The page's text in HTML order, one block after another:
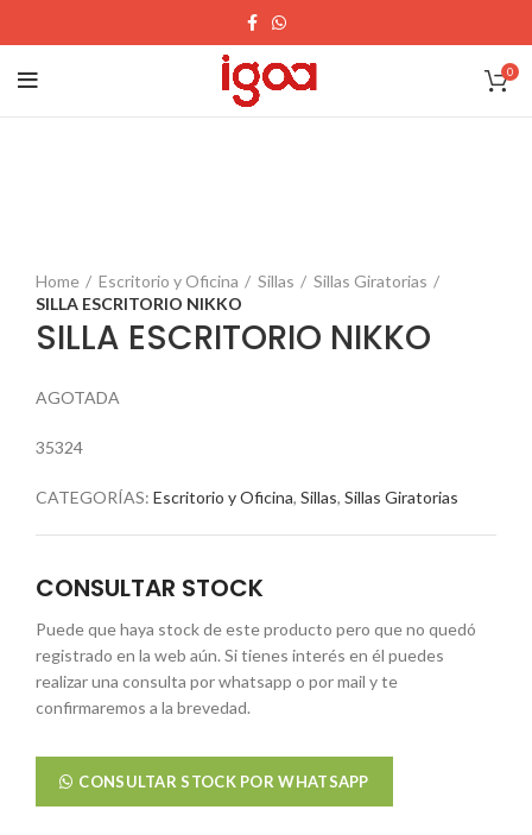
0
Home Escritorio y Oficina Sillas
Sillas Giratorias
SILLA ESCRITORIO NIKKO
SILLA ESCRITORIO NIKKO
AGOTADA
35324
CATEGORÍAS: Escritorio y Oficina, Sillas, Sillas Giratorias
CONSULTAR STOCK
Puede que haya stock de este producto pero que no quedó
registrado en la web aún. Si tienes interés en él puedes
realizar una consulta por whatsapp o por mail y te
confirmaremos a la brevedad.
CONSULTAR STOCK POR WHATSAPP